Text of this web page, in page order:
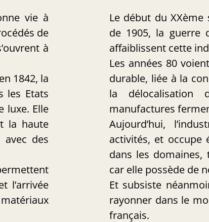
vie à
de
à
1842, la
les Etats
luxe. Elle
la haute
avec des
l’arrivée
Le début du
de 1905, la guerre
affaiblissent cette
Les années 80
durable, liée à la
la délocalisation
manufactures
Aujourd’hui,
activités, et occupe
dans les domaines,
car elle possède de
Et subsiste
rayonner dans le
français.